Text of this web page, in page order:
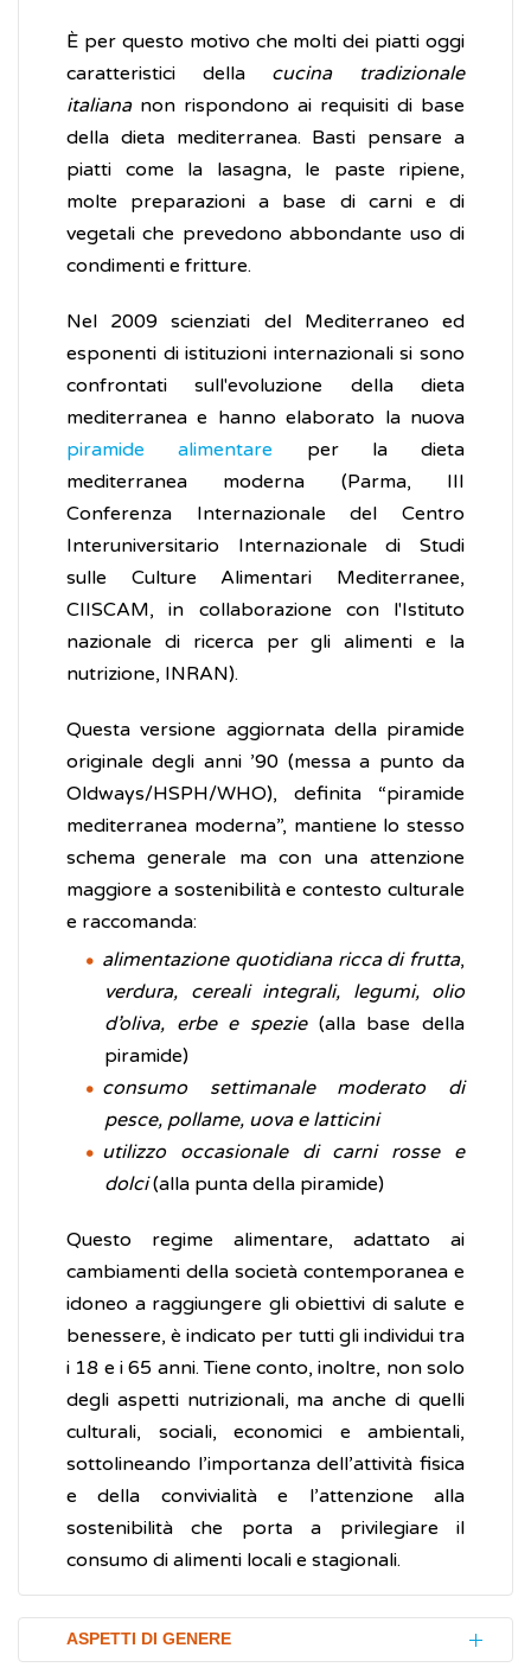
È per questo motivo che molti dei piatti oggi
caratteristici della cucina tradizionale
italiana non rispondono ai requisiti di base
della dieta mediterranea. Basti pensare a
piatti come la lasagna, le paste ripiene,
molte preparazioni a base di carni e di
vegetali che prevedono abbondante uso di
condimenti e fritture.
Nel 2009 scienziati del Mediterraneo ed
esponenti di istituzioni internazionali si sono
confrontati sull'evoluzione della dieta
mediterranea e hanno elaborato la nuova
piramide alimentare per la dieta
mediterranea moderna (Parma, III
Conferenza Internazionale del Centro
Interuniversitario Internazionale di Studi
sulle Culture Alimentari Mediterranee,
CIISCAM, in collaborazione con l'Istituto
nazionale di ricerca per gli alimenti e la
nutrizione, INRAN).
Questa versione aggiornata della piramide
originale degli anni ’90 (messa a punto da
Oldways/HSPH/WHO), definita “piramide
mediterranea moderna”, mantiene lo stesso
schema generale ma con una attenzione
maggiore a sostenibilità e contesto culturale
e raccomanda:
alimentazione quotidiana ricca di frutta,
verdura, cereali integrali, legumi, olio
d’oliva, erbe e spezie(alla base della
piramide)
consumo settimanale moderato di
pesce, pollame, uova e latticini
utilizzo occasionale di carni rosse e
dolci(alla punta della piramide)
Questo regime alimentare, adattato ai
cambiamenti della società contemporanea e
idoneo a raggiungere gli obiettivi di salute e
benessere, è indicato per tutti gli individui tra
i 18 e i 65 anni. Tiene conto, inoltre, non solo
degli aspetti nutrizionali, ma anche di quelli
culturali, sociali, economici e ambientali,
sottolineando l’importanza dell’attività fisica
e della convivialità e l’attenzione alla
sostenibilità che porta a privilegiare il
consumo di alimenti locali e stagionali.
ASPETTI DI GENERE